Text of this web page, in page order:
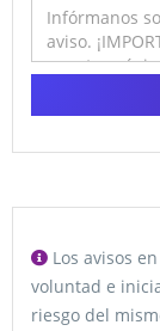
Los avisos
voluntad e
riesgo del